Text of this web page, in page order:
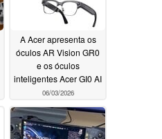
A Acer apresenta os
óculos AR Vision GR0
e os óculos
inteligentes Acer GI0 AI
06/03/2026